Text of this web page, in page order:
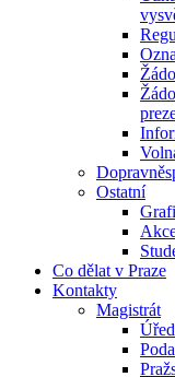
Ostatní
Co dělat v Praze
Kontakty
Magistrát